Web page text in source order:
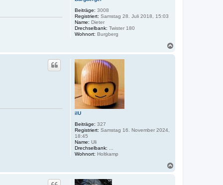
Beiträge: 3008
Registriert: Samstag 28. Juli 2018, 15:03
Name: Dieter
Drechselbank: Twister 180
Wohnort: Burgberg
ilU
Beiträge: 327
Registriert: Samstag 16. November 2024,
18:45
Name: Uli
Drechselbank:
Wohnort: Holtkamp